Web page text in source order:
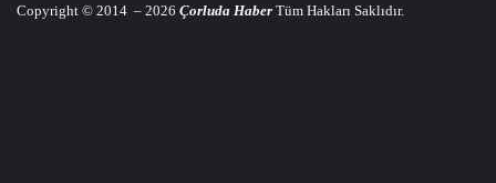
Copyright © 2014 – 2026 Çorluda Haber Tüm Hakları Saklıdır.